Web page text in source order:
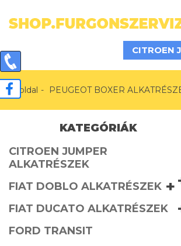
CITROEN
Főoldal PEUGEOT BOXER
KATEGÓRIÁK
CITROEN JUMPER
ALKATRÉSZEK
FIAT DOBLO ALKATRÉSZEK +
FIAT DUCATO ALKATRÉSZEK
FORD TRANSIT